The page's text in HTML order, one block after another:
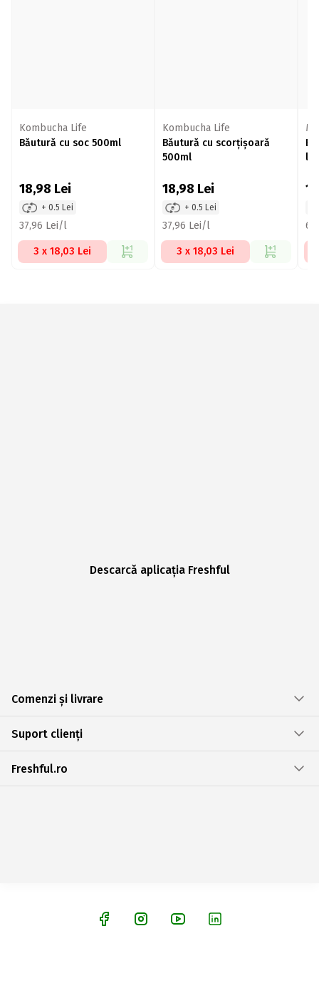
Kombucha Life
Băutură cu soc 500ml
18,98 Lei
+ 0.5 Lei
37,96 Lei/l
3 x 18,03 Lei
Kombucha Life
Băutură cu scorțișoară
500ml
18,98 Lei
+ 0.5 Lei
37,96 Lei/l
3 x 18,03 Lei
Descarcă aplicația Freshful
Comenzi și livrare
Suport clienți
Freshful.ro